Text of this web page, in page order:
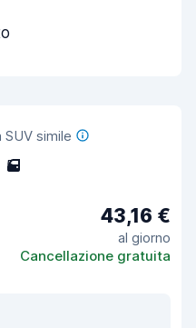
simile
5
43,16 €
al giorno
Cancellazione gratuita